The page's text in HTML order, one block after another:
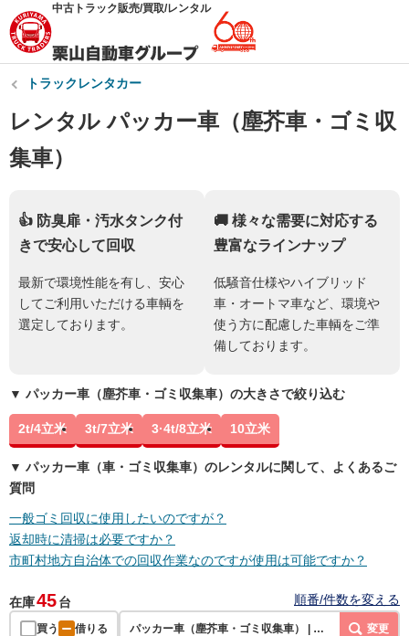
中古トラック販売/買取/レンタル
トラックレンタカー
レンタル パッカー車（塵芥車・ゴミ収
集車）
👍 防臭扉・汚水タンク付
きで安心して回収
最新で環境性能を有し、安心
してご利用いただける車輌を
選定しております。
🚚 様々な需要に対応する
豊富なラインナップ
低騒音仕様やハイブリッド
車・オートマ車など、環境や
使う方に配慮した車輌をご準
備しております。
▼ パッカー車（塵芥車・ゴミ収集車）の大きさで絞り込む
2t/4立米 3t/7立米 3·4t/8立米 10立米
▼ パッカー車（車・ゴミ収集車）のレンタルに関して、よくあるご
質問
一般ゴミ回収に使用したいのですが？
返却時に清掃は必要ですか？
市町村地方自治体での回収作業なのですが使用は可能ですか？
在庫45台 順番/件数を変える
買う 借りる パッカー車（塵芥車・ゴミ収集車） | レンタル 変更